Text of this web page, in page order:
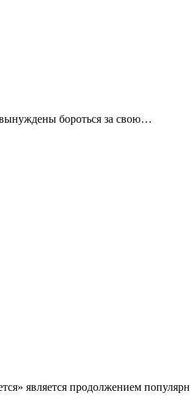
бороться за свою…
является продолжением